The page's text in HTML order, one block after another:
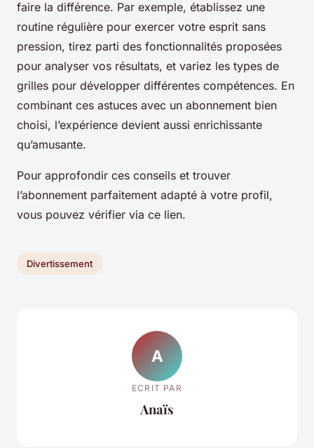
faire la différence. Par exemple, établissez une
routine régulière pour exercer votre esprit sans
pression, tirez parti des fonctionnalités proposées
pour analyser vos résultats, et variez les types de
grilles pour développer différentes compétences. En
combinant ces astuces avec un abonnement bien
choisi, l’expérience devient aussi enrichissante
qu’amusante.
Pour approfondir ces conseils et trouver
l’abonnement parfaitement adapté à votre profil,
vous pouvez vérifier via ce lien.
Divertissement
A
ECRIT PAR
Anaïs